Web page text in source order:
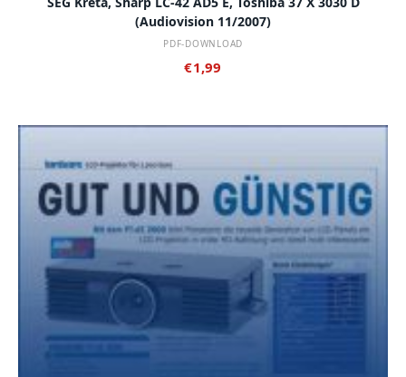
(audiovision 11/2007)
PDF-DOWNLOAD
€1,99